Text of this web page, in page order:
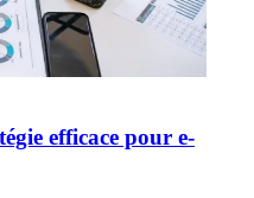
efficace pour e-